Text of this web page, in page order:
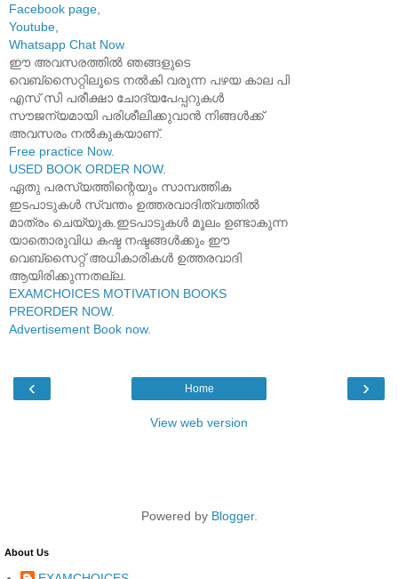
Facebook page
Youtube
Whatsapp Chat Now
ഈ അവസരത്തിൽ ഞങ്ങളുടെ
വെബ്സൈറ്റിലൂടെ നൽകി വരുന്ന പഴയ കാല പി
എസ് സി പരീക്ഷാ ചോദ്യപേപ്പറുകൾ
സൗജന്യമായി പരിശീലിക്കുവാൻ നിങ്ങൾക്ക്
അവസരം നൽകുകയാണ്.
Free practice Now.
USED BOOK ORDER NOW.
ഏതു പരസ്യത്തിന്റെയും സാമ്പത്തിക
ഇടപാടുകൾ സ്വന്തം ഉത്തരവാദിത്വത്തിൽ
മാത്രം ചെയ്യുക.ഇടപാടുകൾ മൂലം ഉണ്ടാകുന്ന
യാതൊരുവിധ കഷ്ട നഷ്ടങ്ങൾക്കും ഈ
വെബ്സൈറ്റ് അധികാരികൾ ഉത്തരവാദി
ആയിരിക്കുന്നതല്ല.
EXAMCHOICES MOTIVATION BOOKS
PREORDER NOW.
Advertisement Book now.
‹ ›
Home
View web version
Powered by Blogger.
About Us